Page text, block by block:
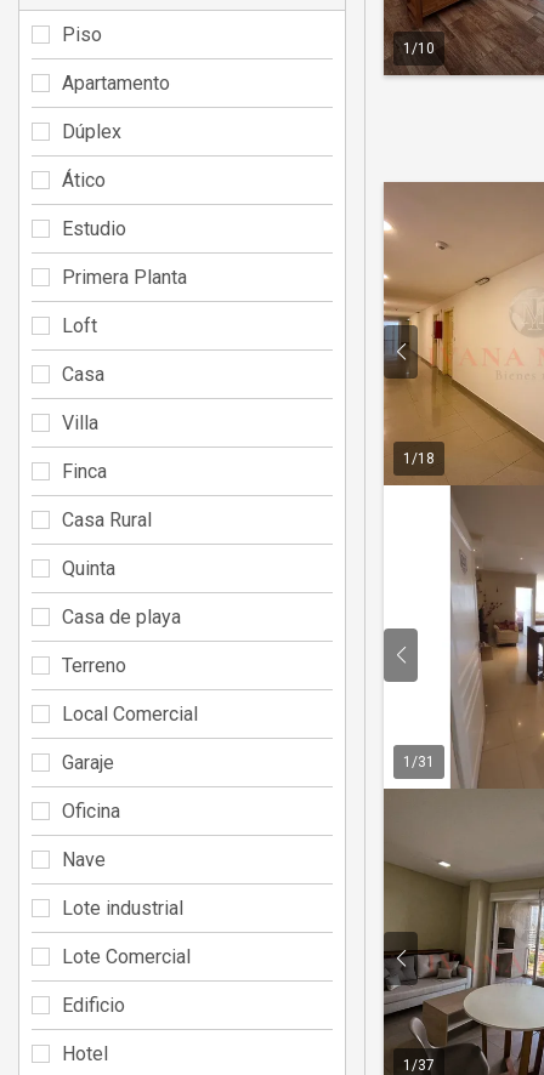
1 /10
1 /18
1 /31
1 /37
Piso
Apartamento
Dúplex
Ático
Estudio
Primera Planta
Loft
Casa
Villa
Finca
Casa Rural
Quinta
Casa de playa
Terreno
Local Comercial
Garaje
Oficina
Nave
Lote industrial
Lote Comercial
Edificio
Hotel